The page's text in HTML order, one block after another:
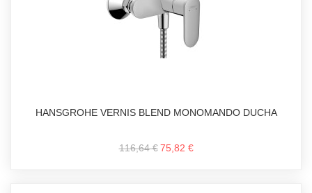
HANSGROHE VERNIS BLEND MONOMANDO DUCHA
116,64 € 75,82 €